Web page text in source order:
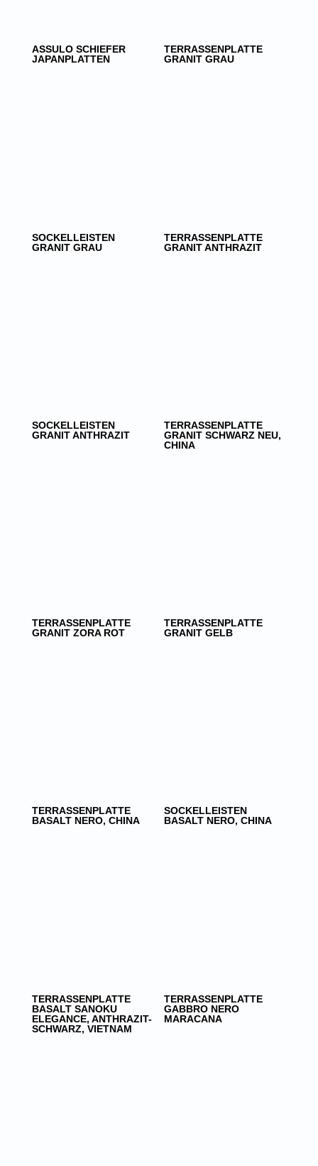
ASSULO SCHIEFER
JAPANPLATTEN
TERRASSENPLATTE
GRANIT GRAU
SOCKELLEISTEN
GRANIT GRAU
TERRASSENPLATTE
GRANIT ANTHRAZIT
SOCKELLEISTEN
GRANIT ANTHRAZIT
TERRASSENPLATTE
GRANIT SCHWARZ NEU,
CHINA
TERRASSENPLATTE
GRANIT ZORA ROT
TERRASSENPLATTE
GRANIT GELB
TERRASSENPLATTE
BASALT NERO, CHINA
SOCKELLEISTEN
BASALT NERO, CHINA
TERRASSENPLATTE
BASALT SANOKU
ELEGANCE, ANTHRAZIT-
SCHWARZ, VIETNAM
TERRASSENPLATTE
GABBRO NERO
MARACANA